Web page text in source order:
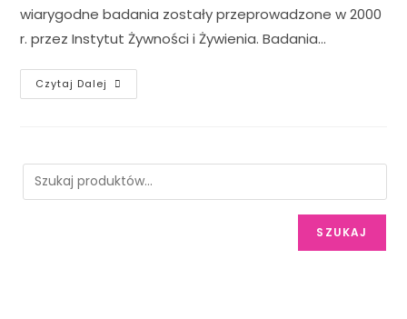
wiarygodne badania zostały przeprowadzone w 2000
r. przez Instytut Żywności i Żywienia. Badania…
Czytaj Dalej
SZUKAJ